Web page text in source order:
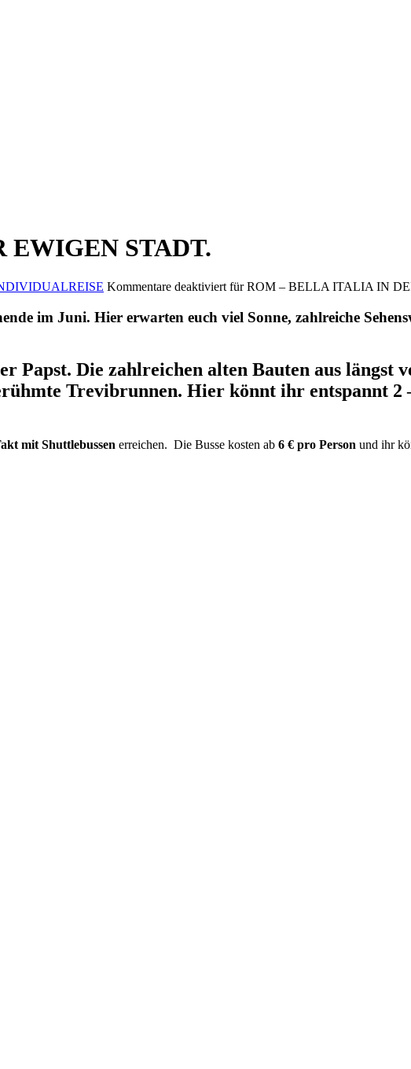
STADT.
Kommentare deaktiviert für ROM – BELLA ITALIA IN
im Juni. Hier erwarten euch viel Sonne, zahlreiche
Papst. Die zahlreichen alten Bauten aus längst
Trevibrunnen. Hier könnt ihr entspannt 2
mit Shuttlebussen erreichen. Die Busse kosten ab 6 € pro Person und ihr